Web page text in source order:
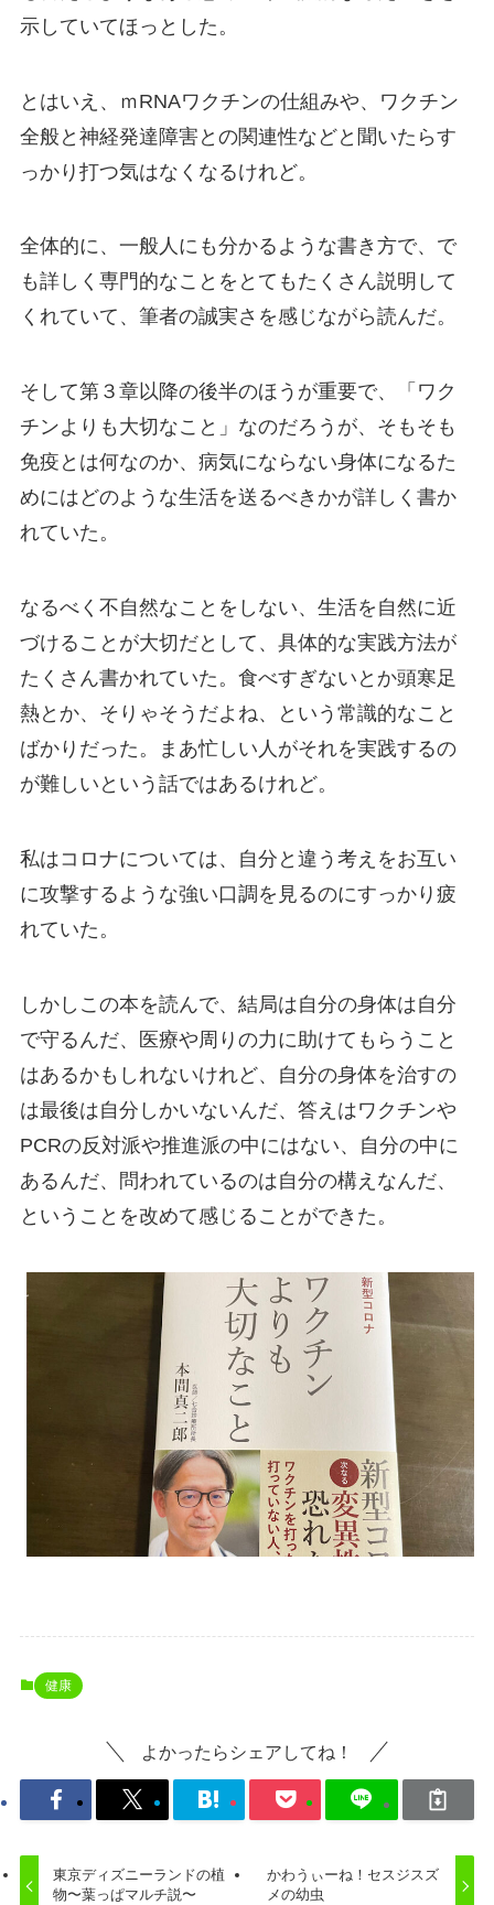
示していてほっとした。
とはいえ、ｍRNAワクチンの仕組みや、ワクチン
全般と神経発達障害との関連性などと聞いたらす
っかり打つ気はなくなるけれど。
全体的に、一般人にも分かるような書き方で、で
も詳しく専門的なことをとてもたくさん説明して
くれていて、筆者の誠実さを感じながら読んだ。
そして第３章以降の後半のほうが重要で、「ワク
チンよりも大切なこと」なのだろうが、そもそも
免疫とは何なのか、病気にならない身体になるた
めにはどのような生活を送るべきかが詳しく書か
れていた。
なるべく不自然なことをしない、生活を自然に近
づけることが大切だとして、具体的な実践方法が
たくさん書かれていた。食べすぎないとか頭寒足
熱とか、そりゃそうだよね、という常識的なこと
ばかりだった。まあ忙しい人がそれを実践するの
が難しいという話ではあるけれど。
私はコロナについては、自分と違う考えをお互い
に攻撃するような強い口調を見るのにすっかり疲
れていた。
しかしこの本を読んで、結局は自分の身体は自分
で守るんだ、医療や周りの力に助けてもらうこと
はあるかもしれないけれど、自分の身体を治すの
は最後は自分しかいないんだ、答えはワクチンや
PCRの反対派や推進派の中にはない、自分の中に
あるんだ、問われているのは自分の構えなんだ、
ということを改めて感じることができた。
健康
よかったらシェアしてね！
東京ディズニーランドの植
物〜葉っぱマルチ説〜
かわうぃーね！セスジスズ
メの幼虫